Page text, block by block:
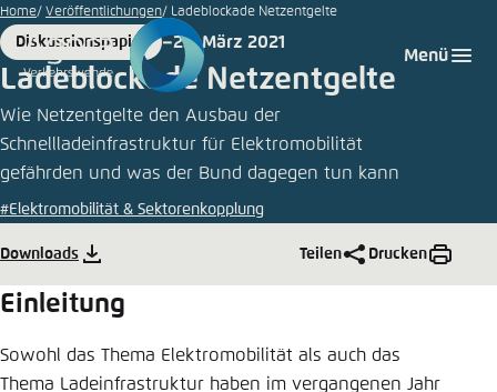
Zum
Hauptinhalt
gehen
Menü
Home Veröffentlichungen Ladeblockade Netzentgelte
Format
Diskussionspapier
Date
23. März 2021
Ladeblockade Netzentgelte
Wie Netzentgelte den Ausbau der
Schnellladeinfrastruktur für Elektromobilität
gefährden und was der Bund dagegen tun kann
#Elektromobilität & Sektorenkopplung
©
iStock/75tiks
Downloads Teilen Drucken
Einleitung
Sowohl das Thema Elektromobilität als auch das
Thema Ladeinfrastruktur haben im vergangenen Jahr
Login
Melden Sie sich an um ..., ... und ... zu verwalten.
Benutzername *
Passwort* Passwort vergessen?
Sprache auswählen
Deutsch
Englisch
Agora Think Tanks
Erscheinungsbild der Webseite
Diese Webseite passt ihr Farbschema basierend
auf Ihren Einstellungen an. Wählen Sie aus,
welches Farbschema Sie für diese Webseite
verwenden möchten.
Close
Hell
Dunkel